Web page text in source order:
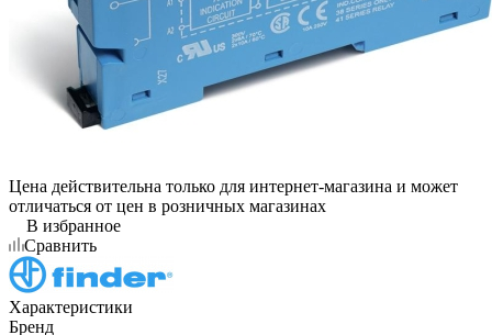
Цена действительна только для интернет-магазина и может
отличаться от цен в розничных магазинах
В избранное
Сравнить
Характеристики
Бренд